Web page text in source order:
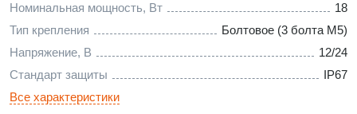
Номинальная мощность, Вт
18
Тип крепления
Болтовое (3 болта M5)
Напряжение, В
12/24
Стандарт защиты
IP67
Все характеристики